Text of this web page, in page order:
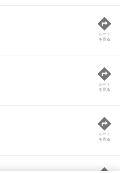
ルート
を見る
ルート
を見る
ルート
を見る